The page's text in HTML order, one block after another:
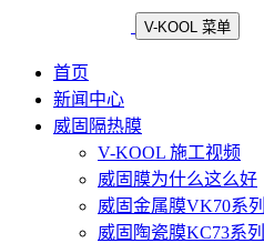
V-KOOL 菜单
首页
新闻中心
威固隔热膜
V-KOOL 施工视频
威固膜为什么这么好
威固金属膜VK70系列
威固陶瓷膜KC73系列